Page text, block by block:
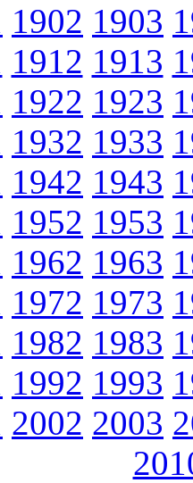
1902 1903
1912 1913
1922 1923
1932 1933
1942 1943
1952 1953
1962 1963
1972 1973
1982 1983
1992 1993
2002 2003